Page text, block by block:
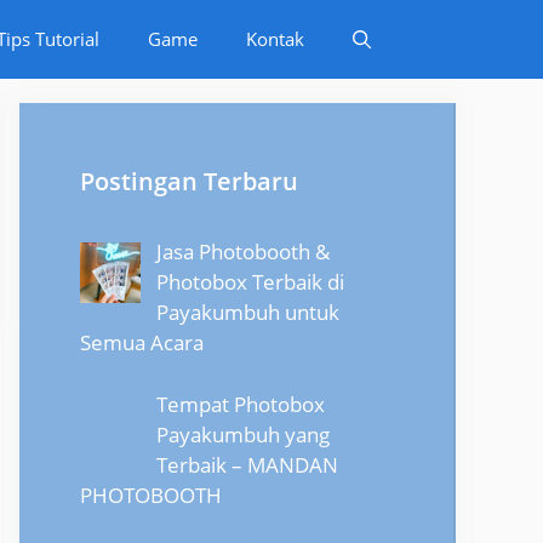
Tutorial Game Kontak
Postingan Terbaru
Jasa Photobooth &
Photobox Terbaik di
Payakumbuh untuk
Semua Acara
Tempat Photobox
Payakumbuh yang
Terbaik – MANDAN
PHOTOBOOTH